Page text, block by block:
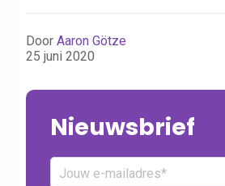
Door Aaron Götze
25 juni 2020
Nieuwsbrief